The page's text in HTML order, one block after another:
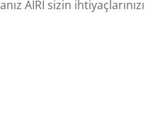
AIRI sizin ihtiyaçlarınızı